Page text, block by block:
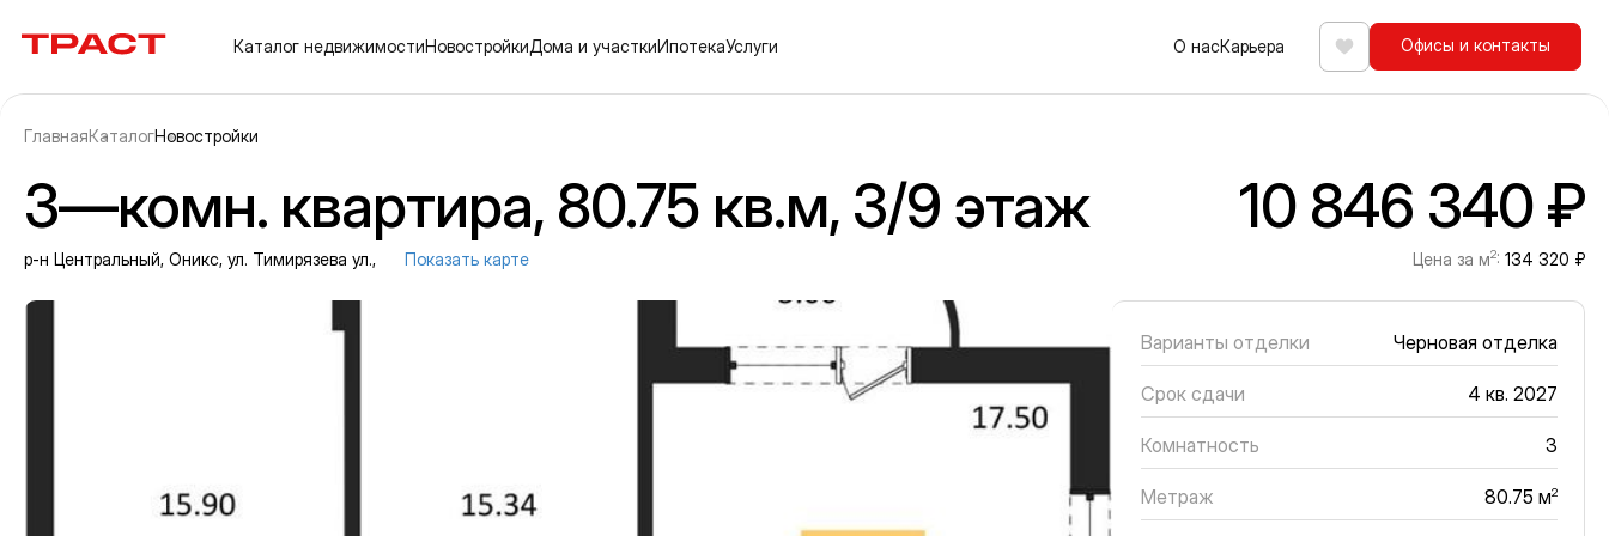
Траст | Служба недвижимости
Каталог недвижимостиНовостройкиДома и участкиИпотекаУслуги О насКарьера Избранное
Офисы и контакты
ГлавнаяКаталогНовостройки
3—комн. квартира, 80.75 кв.м, 3/9 этаж 10 846 340 ₽
р-н Центральный, Оникс, ул. Тимирязева ул., Показать карте Цена за м2: 134 320 ₽
Информация об объекте
Галерея
Варианты отделки Черновая отделка
Срок сдачи 4 кв. 2027
Комнатность 3
Метраж 80.75 м2